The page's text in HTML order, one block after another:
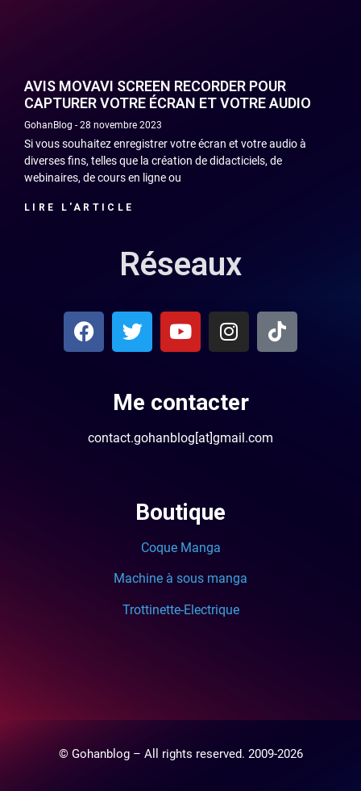
AVIS MOVAVI SCREEN RECORDER POUR
CAPTURER VOTRE ÉCRAN ET VOTRE AUDIO
GohanBlog 28 novembre 2023
Si vous souhaitez enregistrer votre écran et votre audio à
diverses fins, telles que la création de didacticiels, de
webinaires, de cours en ligne ou
LIRE L'ARTICLE
Réseaux
Me contacter
contact.gohanblog[at]gmail.com
Boutique
Coque Manga
Machine à sous manga
Trottinette-Electrique
© Gohanblog – All rights reserved. 2009-2026